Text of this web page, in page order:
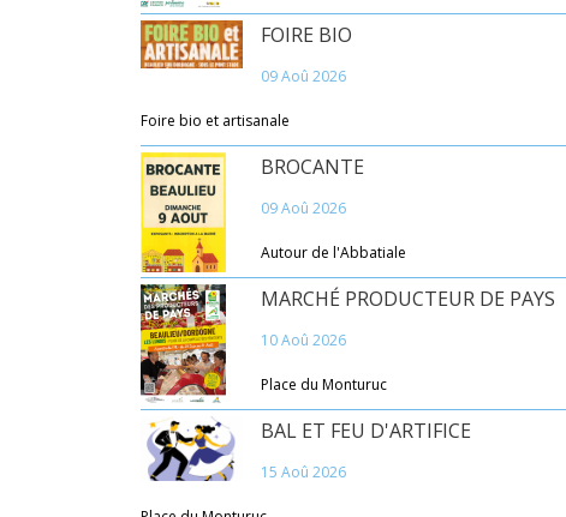
FOIRE BIO
09 Aoû 2026
Foire bio et artisanale
BROCANTE
09 Aoû 2026
Autour de l'Abbatiale
MARCHÉ PRODUCTEUR DE PAYS
10 Aoû 2026
Place du Monturuc
BAL ET FEU D'ARTIFICE
15 Aoû 2026